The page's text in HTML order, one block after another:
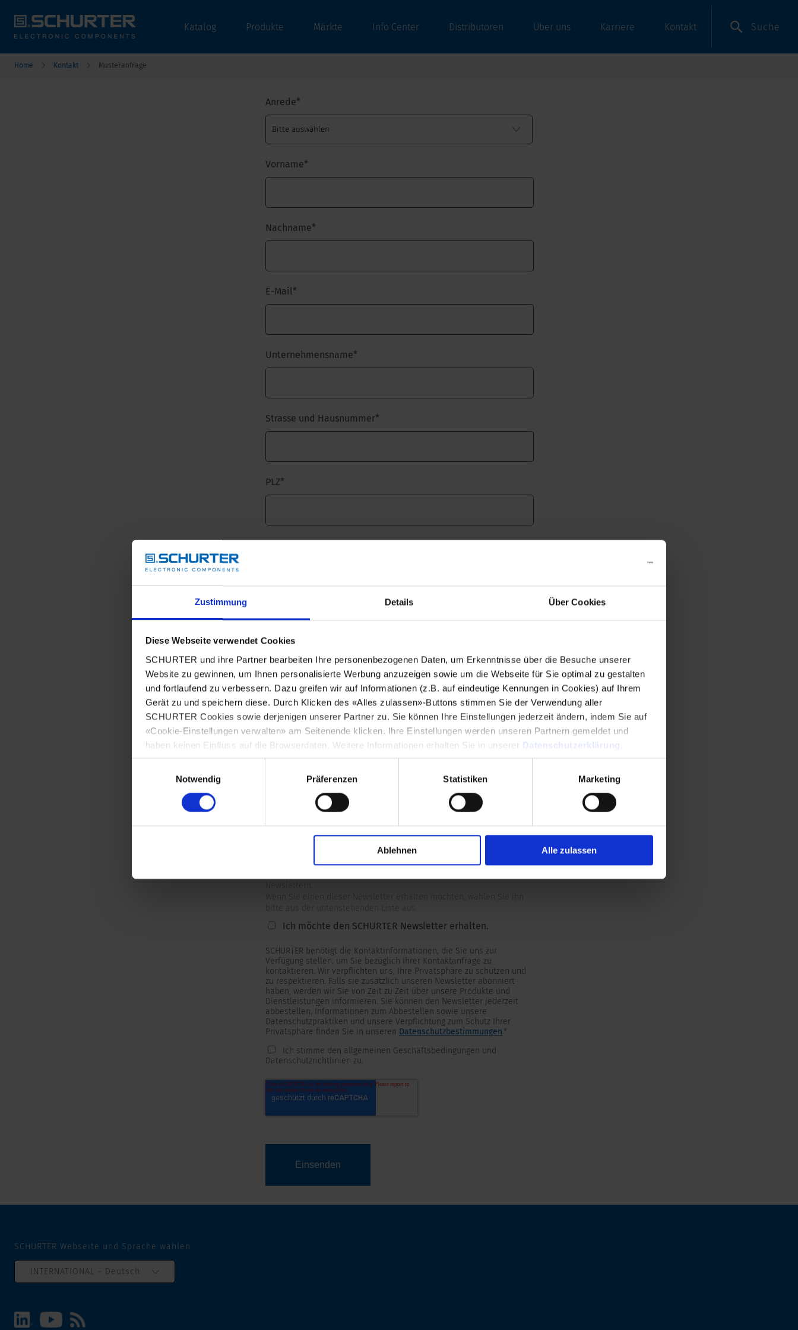
Zustimmung Details Über Cookies
Diese Webseite verwendet Cookies
SCHURTER und ihre Partner bearbeiten Ihre personenbezogenen Daten, um Erkenntnisse über die Besuche unserer
Website zu gewinnen, um Ihnen personalisierte Werbung anzuzeigen sowie um die Webseite für Sie optimal zu gestalten
und fortlaufend zu verbessern. Dazu greifen wir auf Informationen (z.B. auf eindeutige Kennungen in Cookies) auf Ihrem
Gerät zu und speichern diese. Durch Klicken des «Alles zulassen»-Buttons stimmen Sie der Verwendung aller
SCHURTER Cookies sowie derjenigen unserer Partner zu. Sie können Ihre Einstellungen jederzeit ändern, indem Sie auf
«Cookie-Einstellungen verwalten» am Seitenende klicken. Ihre Einstellungen werden unseren Partnern gemeldet und
haben keinen Einfluss auf die Browserdaten. Weitere Informationen erhalten Sie in unserer Datenschutzerklärung
Notwendig
Präferenzen Statistiken Marketing
Ablehnen Alle zulassen
Katalog Produkte Märkte Info Center Distributoren Über uns Karriere Kontakt Suche
Home Kontakt Musteranfrage
Anrede*
Vorname*
Nachname*
E-Mail*
Unternehmensname*
Strasse und Hausnummer*
PLZ*
Telefonnummer*
Mitteilung*
Ich möchte den SCHURTER Newsletter erhalten.
SCHURTER benötigt die Kontaktinformationen, die Sie uns zur
Verfügung stellen, um Sie bezüglich Ihrer Kontaktanfrage zu
kontaktieren. Wir verpflichten uns, Ihre Privatsphäre zu schützen und
zu respektieren. Falls sie zusätzlich unseren Newsletter abonniert
haben, werden wir Sie von Zeit zu Zeit über unsere Produkte und
Dienstleistungen informieren. Sie können den Newsletter jederzeit
abbestellen. Informationen zum Abbestellen sowie unsere
Datenschutzpraktiken und unsere Verpflichtung zum Schutz Ihrer
Privatsphäre finden Sie in unseren Datenschutzbestimmungen.*
Ich stimme den allgemeinen Geschäftsbedingungen und
Datenschutzrichtlinien zu.
SCHURTER Webseite und Sprache wählen
INTERNATIONAL - Deutsch